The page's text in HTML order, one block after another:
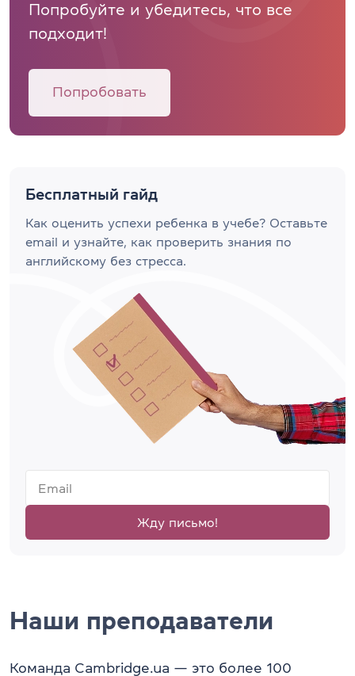
Попробуйте и убедитесь, что все
подходит!
Попробовать
Бесплатный гайд
Как оценить успехи ребенка в учебе? Оставьте
email и узнайте, как проверить знания по
английскому без стресса.
Жду письмо!
Наши преподаватели
Команда Cambridge.ua — это более 100